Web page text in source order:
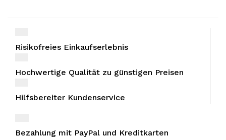
Risikofreies Einkaufserlebnis
Hochwertige Qualität zu günstigen Preisen
Hilfsbereiter Kundenservice
Bezahlung mit PayPal und Kreditkarten